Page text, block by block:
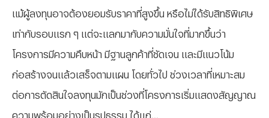
แม้ผู้ลงทุนอาจต้องยอมรับราคาที่สูงขึ้น หรือไม่ได้รับสิทธิพิเศษ
เท่ากับรอบแรก ๆ แต่จะแลกมากับความมั่นใจที่มากขึ้นว่า
โครงการมีความคืบหน้า มีฐานลูกค้าที่ชัดเจน และมีแนวโน้ม
ก่อสร้างจนแล้วเสร็จตามแผน โดยทั่วไป ช่วงเวลาที่เหมาะสม
ต่อการตัดสินใจลงทุนมักเป็นช่วงที่โครงการเริ่มแสดงสัญญาณ
ความพร้อมอย่างเป็นรูปธรรม ได้แก่…